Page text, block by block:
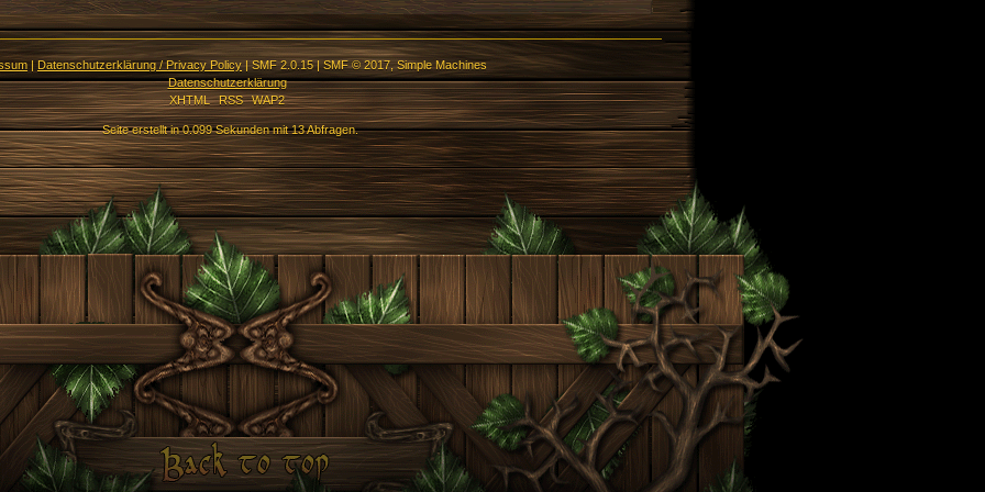
|Datenschutzerklärung / Privacy Policy |SMF 2.0.15|SMF © 2017,Simple Machines
Datenschutzerklärung
XHTML
RSS WAP2
Seite erstellt in 0.099 Sekunden mit 13 Abfragen.